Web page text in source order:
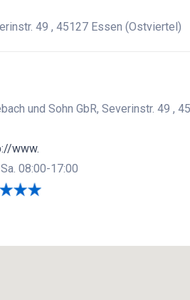
49 , 45127 Essen (Ostviertel)
und Sohn GbR, Severinstr. 49 ,
www.
08:00-17:00